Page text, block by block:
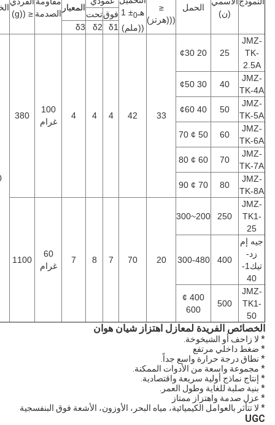
الحمل
(((هرتز)
هـ
0
± 1
((ملم)
الصدمة ≤ ((g)
الخدمة المعيار
فوق تحت
δ1
δ2
δ3
25
20 ¢30
33
4
4
غرام
380
TK-
40
30 ¢50
TK-
50
40 ¢60
TK-
60
50 ¢ 70
TK-
70
60 ¢ 80
TK-
80
70 ¢ 90
250
200~300
20
7
8
غرام
1100
إم
تيك1-
300-480
500
400 ¢
الفريدة لمعازل اهتزاز شيان هوان
زاحف أو الشيخوخة.
داخلي مرتفع
درجة حرارة واسع جداً.
واسعة من الأدوات الممكنة.
نماذج أولية سريعة واقتصادية.
صلبة للغاية وطول العمر.
صدمة واهتزاز ممتاز
تتأثر بالعوامل الكيميائية، مياه البحر، الأوزون، الأشعة فوق البنفسجية